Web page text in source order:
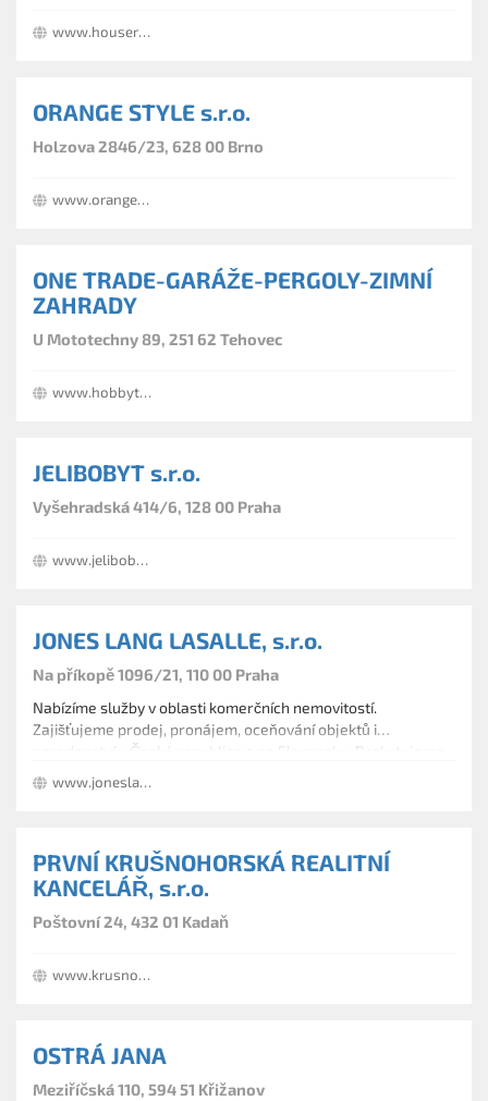
www.housereality.cz
ORANGE STYLE s.r.o.
Holzova 2846/23, 628 00 Brno
www.orange-style.cz
ONE TRADE-GARÁŽE-PERGOLY-ZIMNÍ
ZAHRADY
U Mototechny 89, 251 62 Tehovec
www.hobbytec.cz
JELIBOBYT s.r.o.
Vyšehradská 414/6, 128 00 Praha
www.jelibobyt.cz
JONES LANG LASALLE, s.r.o.
Na příkopě 1096/21, 110 00 Praha
Nabízíme služby v oblasti komerčních nemovitostí.
Zajišťujeme prodej, pronájem, oceňování objektů i
poradenství v České republice a na Slovensku. Poskytujeme
správu budov i přípravu prostor pro nastěhování. Zabýváme
se řízením obchodních transakcí.
www.joneslanglasalle.cz
PRVNÍ KRUŠNOHORSKÁ REALITNÍ
KANCELÁŘ, s.r.o.
Poštovní 24, 432 01 Kadaň
www.krusnohorska.cz
OSTRÁ JANA
Meziříčská 110, 594 51 Křižanov